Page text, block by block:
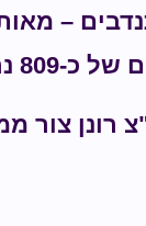
–
הרחב כלל לא זוכר.
רונן צור